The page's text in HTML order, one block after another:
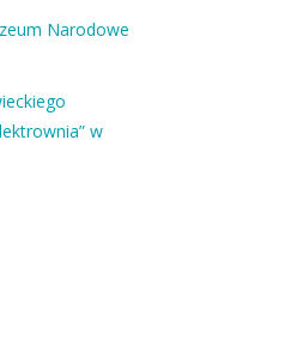
Narodowe
w